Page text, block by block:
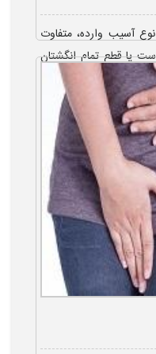
با توجه به نوع آسیب وارده، متفاوت
یا قطع تمام انگشتان
آن، نصف دیه کامل، دیه حارصه دست، 1 صدم دیه دست، دیه